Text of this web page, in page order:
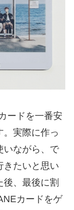
ードを一番安
。実際に作っ
いながら、で
きたいと思い
、最後に割
カードをゲ